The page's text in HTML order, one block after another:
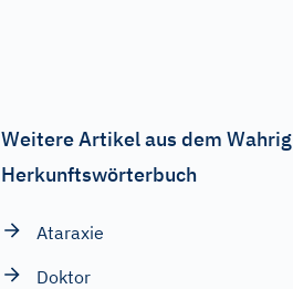
Weitere Artikel aus dem Wahrig
Herkunftswörterbuch
Ataraxie
Doktor